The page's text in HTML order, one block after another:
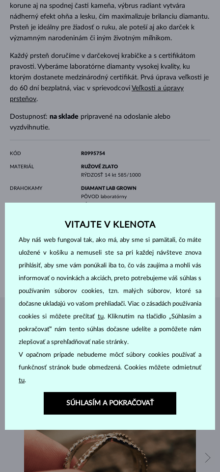
korune aj na spodnej časti kameňa, výbrus radiant vytvára
nádherný efekt ohňa a lesku, čím maximalizuje brilanciu diamantu.
Prsteň je ideálny pre žiadosť o ruku, ale poteší aj ako darček k
významným narodeninám či iným životným míľnikom.
Každý prsteň doručíme v darčekovej krabičke a s certifikátom
pravosti. Vyberáme laboratórne diamanty vysokej kvality, ku
ktorým dostanete medzinárodný certifikát. Prvá úprava veľkosti je
do 60 dní bezplatná, viac v sprievodcovi Veľkosti a úpravy
prsteňov.
Dostupnosť: na sklade pripravené na odoslanie alebo
vyzdvihnutie.
KÓD R0995754
MATERIÁL
RUŽOVÉ ZLATO
RÝDZOSŤ 14 kt 585/1000
DRAHOKAMY
DIAMANT LAB GROWN
PÔVOD laboratórny
FARBAF
VÝŠKA8.00 mm
ŠPERKY ZATELIÉRU KLENOTA
VITAJTE V KLENOTA
Aby náš web fungoval tak, ako má, aby sme si pamätali, čo máte
uložené v košíku a nemuseli ste sa pri každej návšteve znova
prihlásiť, aby sme vám ponúkali iba to, čo vás zaujíma a mohli vás
informovať o novinkách a akciách, preto potrebujeme váš súhlas s
používaním súborov cookies, tzn. malých súborov, ktoré sa
dočasne ukladajú vo vašom prehliadači. Viac o zásadách používania
cookies si môžete prečítať tu. Kliknutím na tlačidlo „Súhlasím a
pokračovať“ nám tento súhlas dočasne udelíte a pomôžete nám
zlepšovať a sprehľadňovať naše stránky.
V opačnom prípade nebudeme môcť súbory cookies používať a
funkčnosť stránok bude obmedzená. Cookies môžete odmietnuť
tu.
SÚHLASÍM A POKRAČOVAŤ